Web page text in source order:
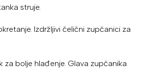
struje.
Izdržljivi čelični zupčanici za
za bolje hlađenje. Glava zupčanika